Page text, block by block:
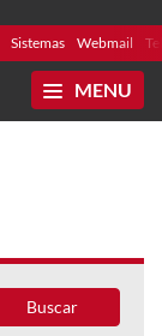
Sistemas Webmail
MENU
Buscar